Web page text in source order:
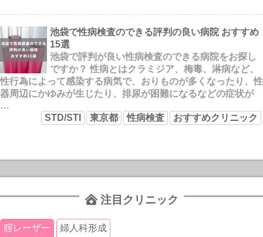
池袋で性病検査のできる評判の良い病院 おすすめ
15選
池袋で評判が良い性病検査のできる病院をお探し
ですか？ 性病とはクラミジア、梅毒、淋病など、
性行為によって感染する病気で、おりものが多くなったり、性
器周辺にかゆみが生じたり、排尿が困難になるなどの症状が
…
STD/STI
東京都 性病検査 おすすめクリニック
注目クリニック
腟レーザー
婦人科形成